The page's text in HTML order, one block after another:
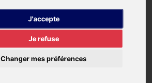
J'accepte
Je refuse
Changer mes préférences